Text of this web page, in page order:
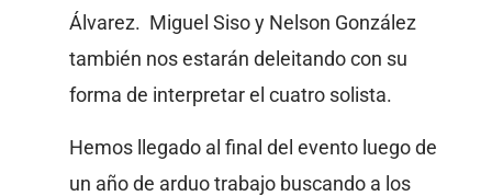
Álvarez. Miguel Siso y Nelson González
también nos estarán deleitando con su
forma de interpretar el cuatro solista.
Hemos llegado al final del evento luego de
un año de arduo trabajo buscando a los